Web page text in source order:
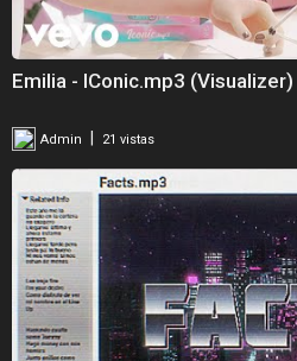
Emilia - IConic.mp3 (Visualizer)
Admin 21 vistas